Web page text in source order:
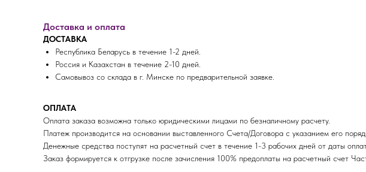
Доставка и оплата
ДОСТАВКА
Республика Беларусь в течение 1-2 дней.
Россия и Казахстан в течение 2-10 дней.
Самовывоз со склада в г. Минске по предварительной заявке.
ОПЛАТА
Оплата заказа возможна только юридическими лицами по безналичному расчету.
Платеж производится на основании выставленного Счета/Договора с указанием его
Денежные средства поступят на расчетный счет в течение 1-3 рабочих дней от даты
Заказ формируется к отгрузке после зачисления 100% предоплаты на расчетный